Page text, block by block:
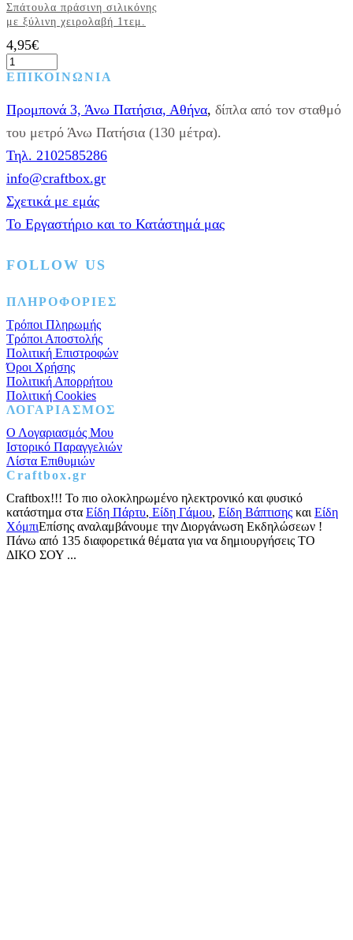
Σπάτουλα πράσινη σιλικόνης
με ξύλινη χειρολαβή 1τεμ.
4,95€
Σπάτουλα
πράσινη
με
ξύλινη
χειρολαβή
1τεμ.
ποσότητα
ΕΠΙΚΟΙΝΩΝΙΑ
Προμπονά 3, Άνω Πατήσια, Αθήνα, δίπλα από τον σταθμό
του μετρό Άνω Πατήσια (130 μέτρα).
Τηλ. 2102585286
info@craftbox.gr
Σχετικά με εμάς
Το Εργαστήριο και το Κατάστημά μας
FOLLOW US
Facebook
Instagram
Pinterest
ΠΛΗΡΟΦΟΡΙΕΣ
Τρόποι Πληρωμής
Τρόποι Αποστολής
Πολιτική Επιστροφών
Όροι Χρήσης
Πολιτική Απορρήτου
Πολιτική Cookies
ΛΟΓΑΡΙΑΣΜΟΣ
Ο Λογαριασμός Μου
Ιστορικό Παραγγελιών
Λίστα Επιθυμιών
Craftbox.gr
Craftbox!!! Το πιο ολοκληρωμένο ηλεκτρονικό και φυσικό
κατάστημα στα Είδη Πάρτυ, Είδη Γάμου, Είδη Βάπτισης και Είδη
ΧόμπιΕπίσης αναλαμβάνουμε την Διοργάνωση Εκδηλώσεων !
Πάνω από 135 διαφορετικά θέματα για να δημιουργήσεις ΤΟ
ΔΙΚΟ ΣΟΥ ...